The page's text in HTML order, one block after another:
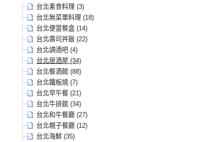
台北素食料理 (3)
台北無菜單料理 (18)
台北便當餐盒 (14)
台北壽司丼飯 (22)
台北調酒吧 (4)
台北居酒屋 (34)
台北餐酒館 (88)
台北鐵板燒 (7)
台北早午餐 (21)
台北牛排館 (34)
台北和牛餐廳 (27)
台北親子餐廳 (12)
台北海鮮 (35)